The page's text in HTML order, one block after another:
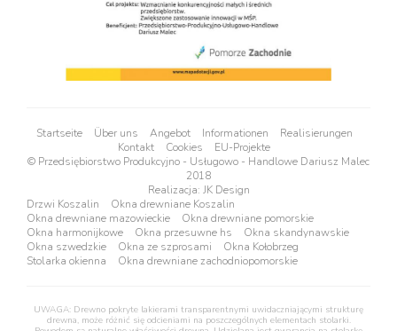
Startseite Über uns Angebot Informationen
Realisierungen
Kontakt
Cookies
EU-Projekte
© Przedsiębiorstwo Produkcyjno - Usługowo - Handlowe Dariusz Malec
2018
Realizacja: JK Design
Drzwi Koszalin
Okna drewniane Koszalin
Okna drewniane mazowieckie
Okna drewniane pomorskie
Okna harmonijkowe
Okna przesuwne hs
Okna skandynawskie
Okna szwedzkie
Okna ze szprosami
Okna Kołobrzeg
Stolarka okienna
Okna drewniane zachodniopomorskie
UWAGA: Drewno pokryte lakierami transparentnymi uwidaczniającymi strukturę
drewna, może różnić się odcieniami na poszczególnych elementach stolarki.